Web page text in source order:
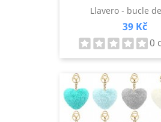
Llavero - bucle de
Precio
39 Kč
0